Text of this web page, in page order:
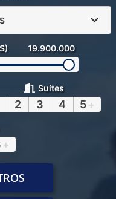
19.900.000
Suítes
2 3 4 5+
+